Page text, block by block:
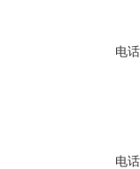
电
电